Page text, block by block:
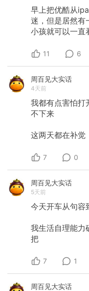
笼。 人为什么想要变好呢？我相信超过 90% 的
人是因为
不够和谐
有尊严……
点儿药
体少吃点
来，其实“
果能真的
有点儿绝
别的事情
不会因为
焦虑了。 这也是为什么我在看到更多马斯克的传
记故事
何一个大
视野里的
人疯狂辱骂之类之
文艺版本
期待”，土一点
思维方
要赶紧结
早上把优酷从
迷，但是居然有
小孩就可以一直
11 6
周百见大实话
4天前
我都有点害怕
不下来
这两天都在补觉
7 0
周百见大实话
5天前
今天开车从句容
我生活自理能力
把
7 1
周百见大实话